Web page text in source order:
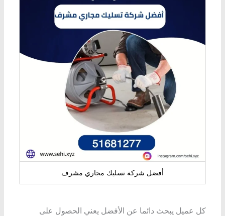
أفضل شركة تسليك مجاري مشرف
كل عميل يبحث دائما عن الأفضل يعني الحصول على